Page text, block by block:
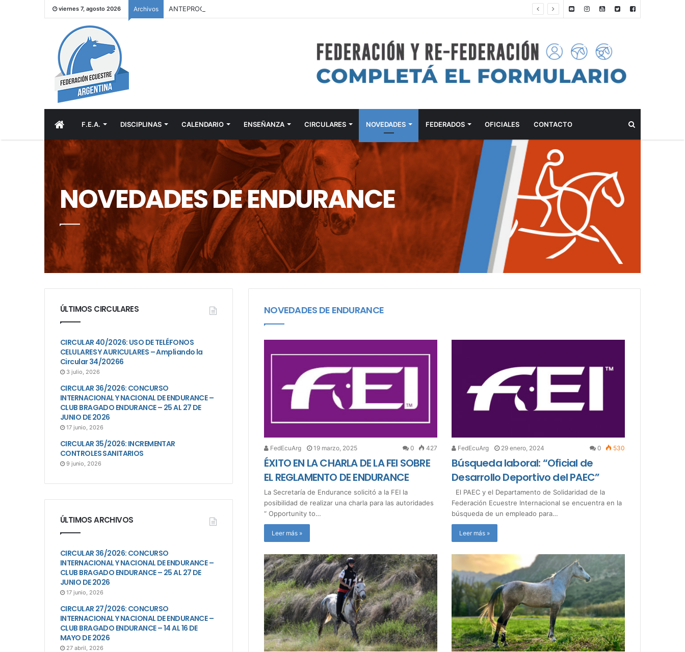
viernes 7, agosto 2026 Archivos
INICIOF.E.A. DISCIPLINAS CALENDARIO ENSEÑANZA CIRCULARES NOVEDADES FEDERADOS OFICIALES CONTACTO
NOVEDADES DE ENDURANCE
NOVEDADES DE ENDURANCE
FedEcuArg 19 marzo, 2025 0 427
ÉXITO EN LA CHARLA DE LA FEI SOBRE
EL REGLAMENTO DE ENDURANCE
La Secretaría de Endurance solicitó a la FEI la
posibilidad de realizar una charla para las autoridades
“ Opportunity to…
Leer más »
FedEcuArg 29 enero, 2024 0 530
Búsqueda laboral: “Oficial de
Desarrollo Deportivo del PAEC”
El PAEC y el Departamento de Solidaridad de la
Federación Ecuestre Internacional se encuentra en la
búsqueda de un empleado para…
Leer más »
ÚLTIMOS CIRCULARES
CIRCULAR 40/2026: USO DE TELÉFONOS
CELULARES Y AURICULARES – Ampliando la
Circular 34/20266
3 julio, 2026
CIRCULAR 36/2026: CONCURSO
INTERNACIONAL Y NACIONAL DE ENDURANCE –
CLUB BRAGADO ENDURANCE – 25 AL 27 DE
JUNIO DE 2026
17 junio, 2026
CIRCULAR 35/2026: INCREMENTAR
CONTROLES SANITARIOS
9 junio, 2026
ÚLTIMOS ARCHIVOS
CIRCULAR 36/2026: CONCURSO
INTERNACIONAL Y NACIONAL DE ENDURANCE –
CLUB BRAGADO ENDURANCE – 25 AL 27 DE
JUNIO DE 2026
17 junio, 2026
CIRCULAR 27/2026: CONCURSO
INTERNACIONAL Y NACIONAL DE ENDURANCE –
CLUB BRAGADO ENDURANCE – 14 AL 16 DE
MAYO DE 2026
27 abril, 2026